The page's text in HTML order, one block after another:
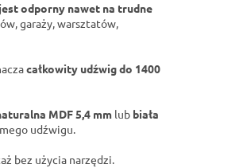
odporny nawet na trudne
garaży, warsztatów,
całkowity udźwig do 1400
MDF 5,4 mm lub biała
udźwigu.
bez użycia narzędzi.